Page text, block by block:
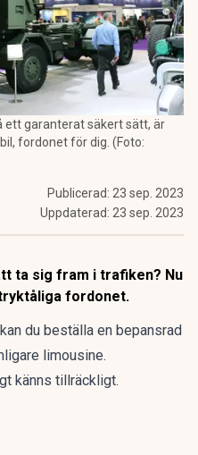
ett garanterat säkert sätt, är
fordonet för dig. (Foto:
Publicerad: 23 sep. 2023
Uppdaterad: 23 sep. 2023
ta sig fram i trafiken? Nu
fordonet.
du beställa en bepansrad
limousine.
känns tillräckligt.